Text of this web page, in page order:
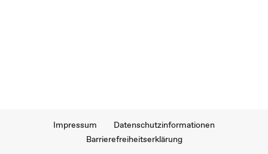
Impressum
Datenschutzinformationen
Barrierefreiheitserklärung